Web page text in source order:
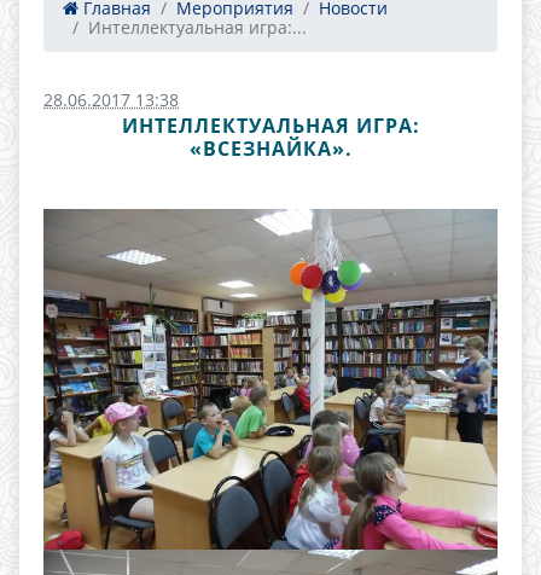
Главная Мероприятия
Новости
Интеллектуальная игра:...
28.06.2017 13:38
ИНТЕЛЛЕКТУАЛЬНАЯ ИГРА:
«ВСЕЗНАЙКА».